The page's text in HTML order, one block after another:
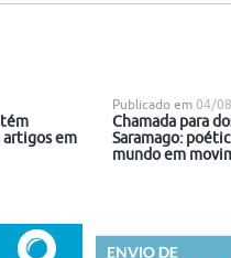
artigos em
Publicado em 04/
Chamada para
Saramago:
mundo em